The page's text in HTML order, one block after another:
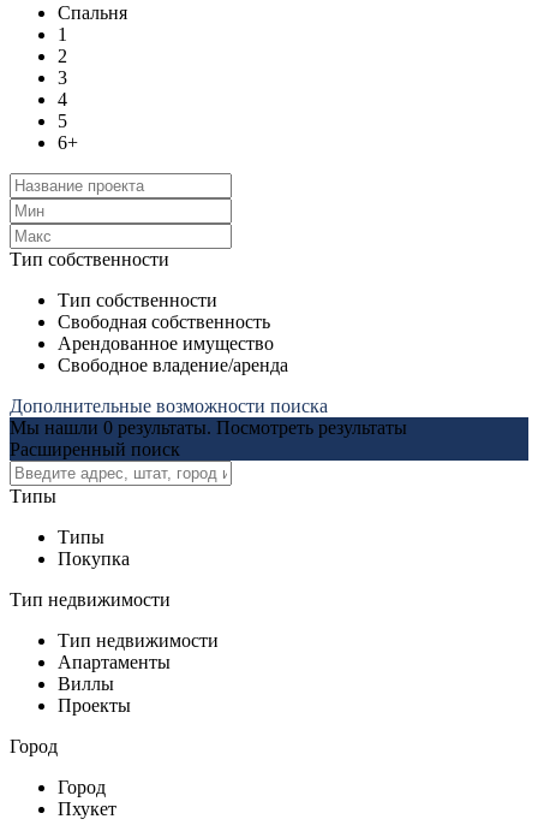
Спальня
1
2
3
4
5
6+
Тип собственности
Тип собственности
Свободная собственность
Арендованное имущество
Свободное владение/аренда
Дополнительные возможности поиска
Мы нашли 0 результаты. Посмотреть результаты
Расширенный поиск
Типы
Типы
Покупка
Тип недвижимости
Тип недвижимости
Апартаменты
Виллы
Проекты
Город
Город
Пхукет